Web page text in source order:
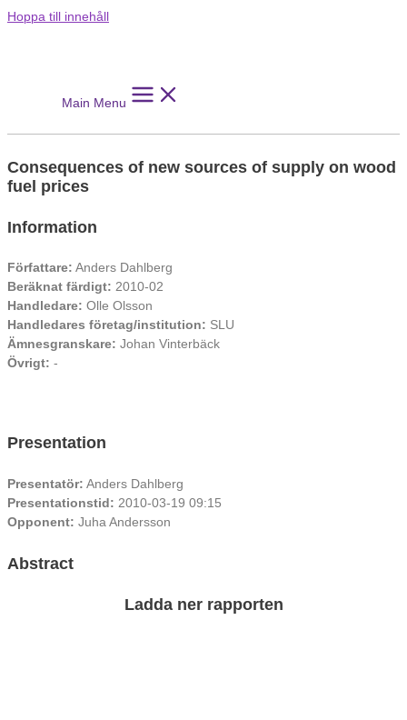
Hoppa till innehåll
Main Menu
Consequences of new sources of supply on wood
fuel prices
Information
Författare: Anders Dahlberg
Beräknat färdigt: 2010-02
Handledare: Olle Olsson
Handledares företag/institution: SLU
Ämnesgranskare: Johan Vinterbäck
Övrigt: -
Presentation
Presentatör: Anders Dahlberg
Presentationstid: 2010-03-19 09:15
Opponent: Juha Andersson
Abstract
Ladda ner rapporten